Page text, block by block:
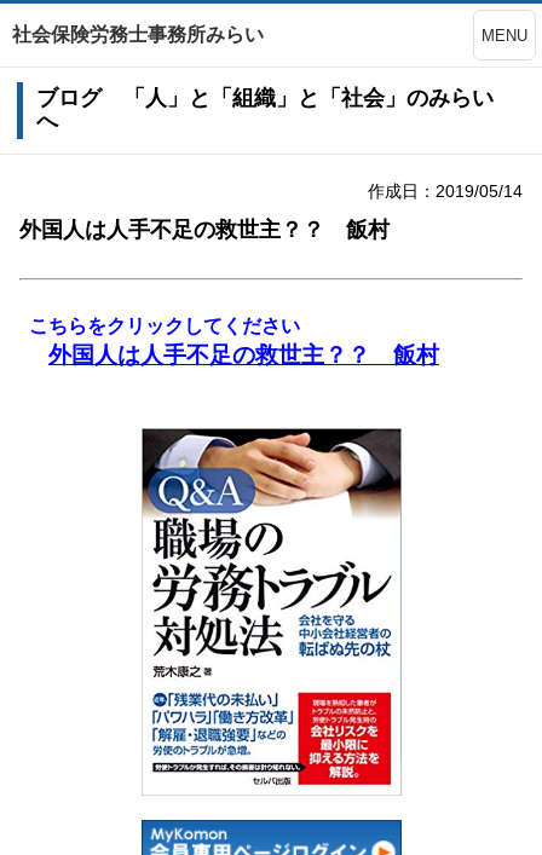
社会保険労務士事務所みらい MENU
ブログ 「人」と「組織」と「社会」のみらい
へ
作成日：2019/05/14
外国人は人手不足の救世主？？ 飯村
こちらをクリックしてください
外国人は人手不足の救世主？？ 飯村